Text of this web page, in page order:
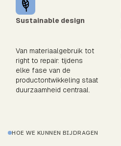
Sustainable design
Van materiaalgebruik tot
right to repair: tijdens
elke fase van de
productontwikkeling staat
duurzaamheid centraal.
HOE WE KUNNEN BIJDRAGEN